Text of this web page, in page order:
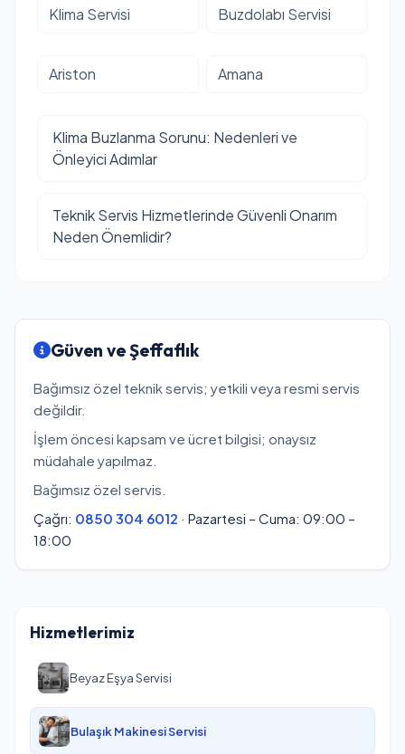
Klima Servisi Buzdolabı Servisi
Ariston Amana
Klima Buzlanma Sorunu: Nedenleri ve
Önleyici Adımlar
Teknik Servis Hizmetlerinde Güvenli Onarım
Neden Önemlidir?
Güven ve Şeffaflık
Bağımsız özel teknik servis; yetkili veya resmi servis
değildir.
İşlem öncesi kapsam ve ücret bilgisi; onaysız
müdahale yapılmaz.
Bağımsız özel servis.
Çağrı: 0850 304 6012 · Pazartesi – Cuma: 09:00 –
18:00
Hizmetlerimiz
Beyaz Eşya Servisi
Bulaşık Makinesi Servisi